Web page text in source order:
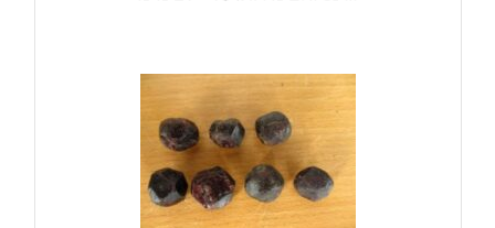
מסוגננת